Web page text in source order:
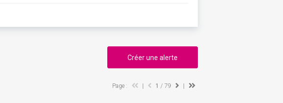
Créer une alerte
Page : 1 / 79